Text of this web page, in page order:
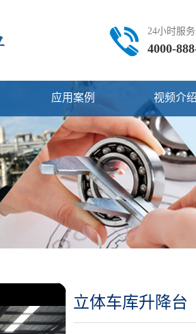
24小时服
4000-
应用案例 视频介绍
立体车库升降台